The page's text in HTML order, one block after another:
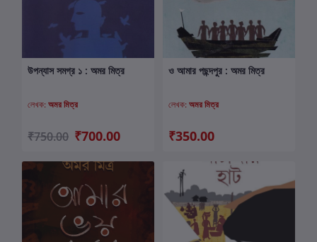
কার্টে যোগ করুন
উপন্যাস সমগ্র ১ : অমর মিত্র
লেখক: অমর মিত্র
₹750.00 ₹700.00
কার্টে যোগ করুন
ও আমার পছন্দপুর : অমর মিত্র
লেখক: অমর মিত্র
₹350.00